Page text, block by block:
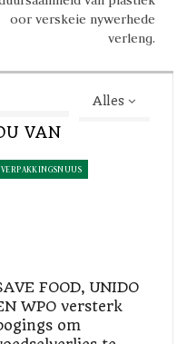
bedryfsmaatstawwe in
tot die volgende
oor verskeie nywerhede
verleng.
Alles
VAN
VERPAKKINGSNUUS
FOOD, UNIDO
WPO versterk
om